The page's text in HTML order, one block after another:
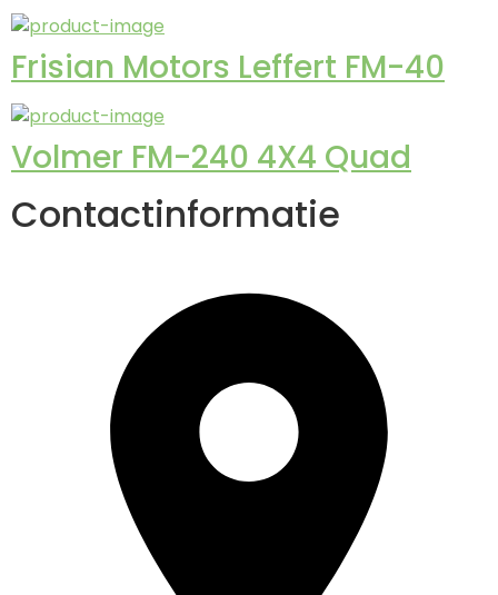
Frisian Motors Leffert FM-40
Volmer FM-240 4X4 Quad
Contactinformatie